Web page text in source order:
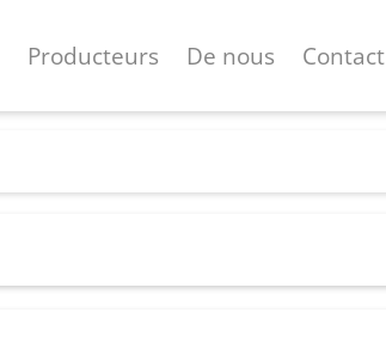
Producteurs De nous Contact